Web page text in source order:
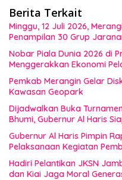
Berita Terkait
Minggu, 12 Juli 2026,
Penampilan 30 Grup
Nobar Piala Dunia 2026 di
Menggerakkan Ekonomi
Pemkab Merangin Gelar
Kawasan Geopark
Dijadwalkan Buka
Bhumi, Gubernur Al Haris
Gubernur Al Haris Pimpin
Pelaksanaan Kegiatan
Hadiri Pelantikan JKSN
dan Kiai Jaga Moral